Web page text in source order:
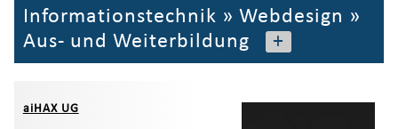
Informationstechnik » Webdesign »
Aus- und Weiterbildung
+
aiHAX UG